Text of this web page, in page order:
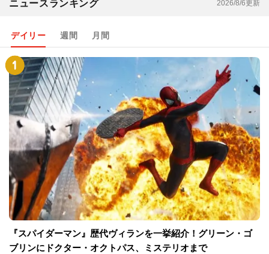
ニュースランキング 2026/8/6更新
デイリー 週間 月間
『スパイダーマン』歴代ヴィランを一挙紹介！グリーン・ゴ
ブリンにドクター・オクトパス、ミステリオまで